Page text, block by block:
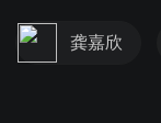
龚嘉欣